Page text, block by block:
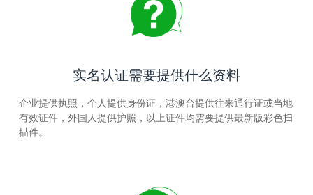
实名认证需要提供什么资料
企业提供执照，个人提供身份证，港澳台提供往来通行证或当地
有效证件，外国人提供护照，以上证件均需要提供最新版彩色扫
描件。